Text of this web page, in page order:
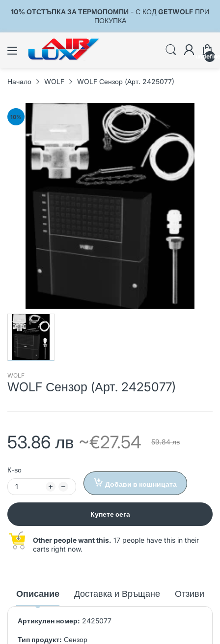
10% ОТСТЪПКА ЗА ТЕРМОПОМПИ - С КОД GETWOLF ПРИ
ПОКУПКА
Начало WOLF WOLF Сензор (Арт. 2425077)
10%
WOLF
WOLF Сензор (Арт. 2425077)
53.86 лв ~€27.54 59.84 лв
К-во
Добави в кошницата
Купете сега
Other people want this. 17 people have this in their
carts right now.
Описание Доставка и Връщане Отзиви
Артикулен номер: 2425077
Тип продукт: Сензор